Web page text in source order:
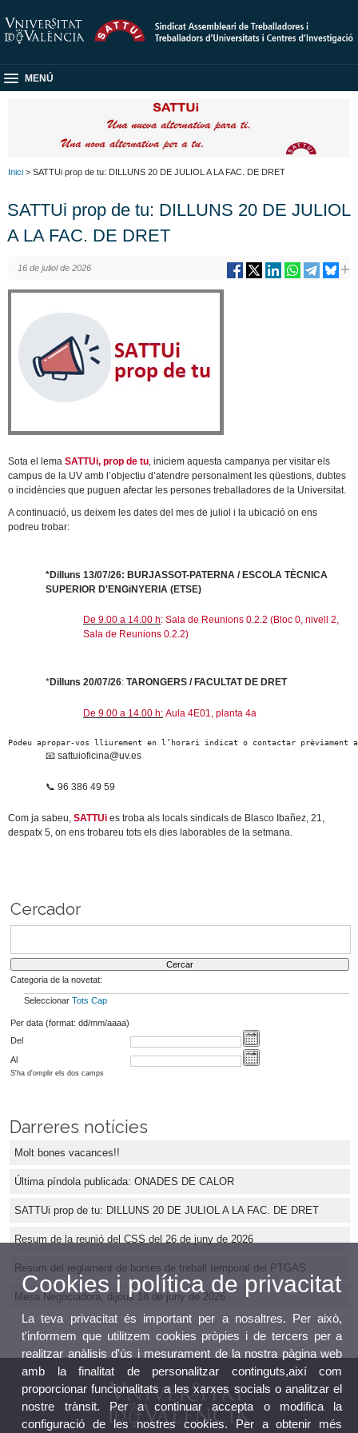
MENÚ
Inici > SATTUi prop de tu: DILLUNS 20 DE JULIOL A LA FAC. DE DRET
SATTUi prop de tu: DILLUNS 20 DE JULIOL
A LA FAC. DE DRET
16 de juliol de 2026
Sota el lemaSATTUi, prop de tu , iniciem aquesta campanya per visitar els
campus de la UV amb l’objectiu d’atendre personalment les qüestions, dubtes
o incidències que puguen afectar les persones treballadores de la Universitat.
A continuació, us deixem les dates del mes de juliol i la ubicació on ens
podreu trobar:
*Dilluns 13/07/26: BURJASSOT-PATERNA / ESCOLA TÈCNICA
SUPERIOR D'ENGiNYERIA (ETSE)
De 9.00 a 14.00 h: Sala de Reunions 0.2.2 (Bloc 0, nivell 2,
Sala de Reunions 0.2.2)
*Dilluns 20/07/26:TARONGERS / FACULTAT DE DRET
De 9.00 a 14.00 h: Aula 4E01, planta 4a
Podeu apropar-vos lliurement en l’horari indicat o contactar prèviament
📧 sattuioficina@uv.es
📞 96 386 49 59
Com ja sabeu,SATTUi es troba als locals sindicals de Blasco Ibañez, 21,
despatx 5, on ens trobareu tots els dies laborables de la setmana.
Cercador
Categoria de la novetat:
Seleccionar Tots Cap
Per data (format: dd/mm/aaaa)
Del
Al
S'ha d'omplir els dos camps
Darreres notícies
Molt bones vacances!!
Última píndola publicada: ONADES DE CALOR
SATTUi prop de tu: DILLUNS 20 DE JULIOL A LA FAC. DE DRET
Resum de la reunió del CSS del 26 de juny de 2026
Resum del reglament de borses de treball temporal del PTGAS
Mesa Negociadora, dijous 18 de juny de 2026
Cookies i política de privacitat
La teva privacitat és important per a nosaltres. Per això,
t'informem que utilitzem cookies pròpies i de tercers per a
realitzar anàlisis d'ús i mesurament de la nostra pàgina web
amb la finalitat de personalitzar continguts,així com
proporcionar funcionalitats a les xarxes socials o analitzar el
nostre trànsit. Per a continuar accepta o modifica la
configuració de les nostres cookies. Per a obtenir més